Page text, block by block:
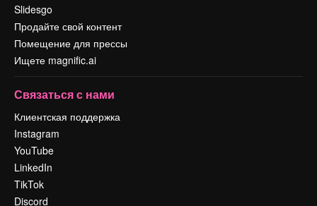
Slidesgo
Продайте свой контент
Помещение для прессы
Ищете magnific.ai
Связаться с нами
Клиентская поддержка
Instagram
YouTube
LinkedIn
TikTok
Discord